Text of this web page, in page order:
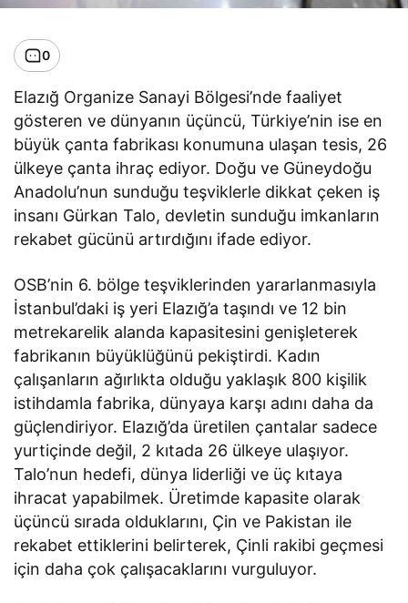
0
Elazığ Organize Sanayi Bölgesi’nde faaliyet
gösteren ve dünyanın üçüncü, Türkiye’nin ise en
büyük çanta fabrikası konumuna ulaşan tesis, 26
ülkeye çanta ihraç ediyor. Doğu ve Güneydoğu
Anadolu’nun sunduğu teşviklerle dikkat çeken iş
insanı Gürkan Talo, devletin sunduğu imkanların
rekabet gücünü artırdığını ifade ediyor.
OSB’nin 6. bölge teşviklerinden yararlanmasıyla
İstanbul’daki iş yeri Elazığ’a taşındı ve 12 bin
metrekarelik alanda kapasitesini genişleterek
fabrikanın büyüklüğünü pekiştirdi. Kadın
çalışanların ağırlıkta olduğu yaklaşık 800 kişilik
istihdamla fabrika, dünyaya karşı adını daha da
güçlendiriyor. Elazığ’da üretilen çantalar sadece
yurtiçinde değil, 2 kıtada 26 ülkeye ulaşıyor.
Talo’nun hedefi, dünya liderliği ve üç kıtaya
ihracat yapabilmek. Üretimde kapasite olarak
üçüncü sırada olduklarını, Çin ve Pakistan ile
rekabet ettiklerini belirterek, Çinli rakibi geçmesi
için daha çok çalışacaklarını vurguluyor.